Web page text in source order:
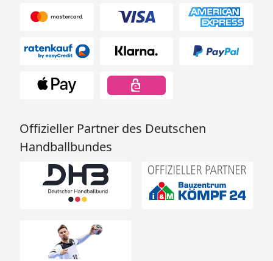
Offizieller Partner des Deutschen
Handballbundes